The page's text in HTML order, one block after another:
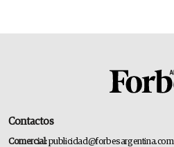
Contactos
Comercial:publicidad@forbesargentina.com